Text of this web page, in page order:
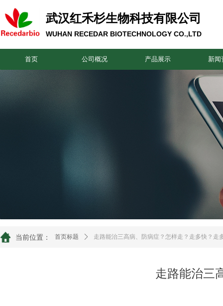
武汉红禾杉生物科技有限公司
WUHAN RECEDAR BIOTECHNOLOGY CO.,LTD
首页 公司概况 产品展示 新闻
走路能治三
当前位置： 首页标题 ꄲ 走路能治三高病、防病症？怎样走？走多快？走